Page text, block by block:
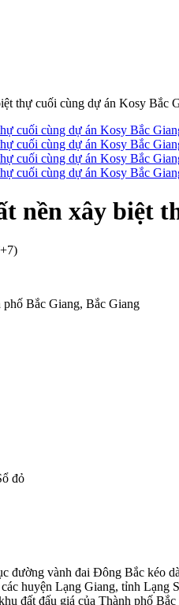
thự cuối cùng dự án Kosy Bắc
nền xây biệt
Bắc Giang, Bắc Giang
đỏ
đường vành đai Đông Bắc kéo
huyện Lạng Giang, tỉnh Lạng
đất đấu giá của Thành phố Bắc